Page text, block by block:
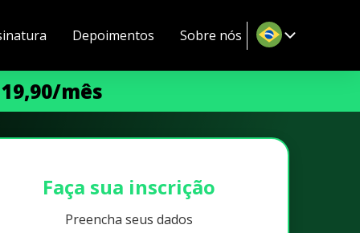
Depoimentos Sobre nós
mês
Faça sua inscrição
Preencha seus dados